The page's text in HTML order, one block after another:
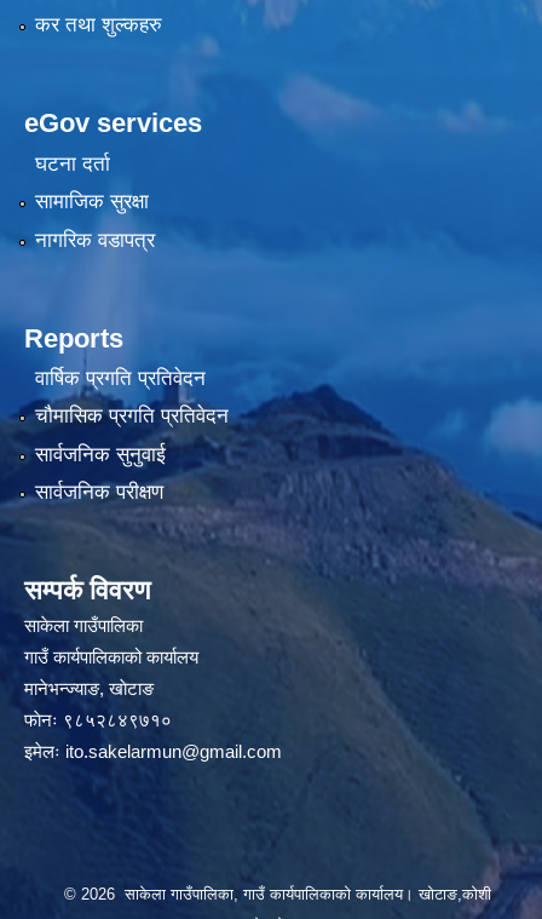
कर तथा शुल्कहरु
eGov services
घटना दर्ता
सामाजिक सुरक्षा
नागरिक वडापत्र
Reports
वार्षिक प्रगति प्रतिवेदन
चौमासिक प्रगति प्रतिवेदन
सार्वजनिक सुनुवाई
सार्वजनिक परीक्षण
सम्पर्क विवरण
साकेला गाउँपालिका
गाउँ कार्यपालिकाको कार्यालय
मानेभन्ज्याङ, खाेटाङ
फाेनः ९८५२८४९७१०
इमेलः ito.sakelarmun@gmail.com
© 2026 साकेला गाउँपालिका, गाउँ कार्यपालिकाको कार्यालय। खोटाङ,कोशी